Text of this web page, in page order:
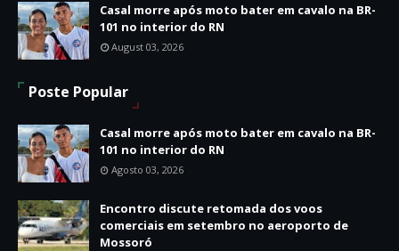
Casal morre após moto bater em cavalo na BR-
101 no interior do RN
August 03, 2026
Poste Popular
Casal morre após moto bater em cavalo na BR-
101 no interior do RN
Agosto 03, 2026
Encontro discute retomada dos voos
comerciais em setembro no aeroporto de
Mossoró